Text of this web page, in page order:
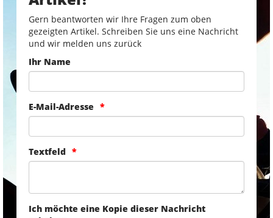
Gern beantworten wir Ihre Fragen zum oben
gezeigten Artikel. Schreiben Sie uns eine Nachricht
und wir melden uns zurück
Ihr Name
E-Mail-Adresse
Textfeld
Ich möchte eine Kopie dieser Nachricht